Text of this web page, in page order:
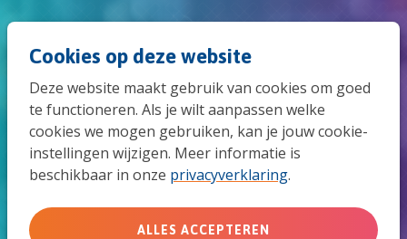
Cookies op deze website
Deze website maakt gebruik van cookies om goed
te functioneren. Als je wilt aanpassen welke
cookies we mogen gebruiken, kan je jouw cookie-
instellingen wijzigen. Meer informatie is
beschikbaar in onze privacyverklaring.
ALLES ACCEPTEREN
naar
de
Deze artikelen verschenen
eerder in ideaz